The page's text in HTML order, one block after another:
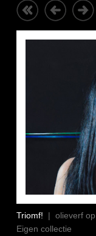
Triomf! | olieverf
Eigen collectie